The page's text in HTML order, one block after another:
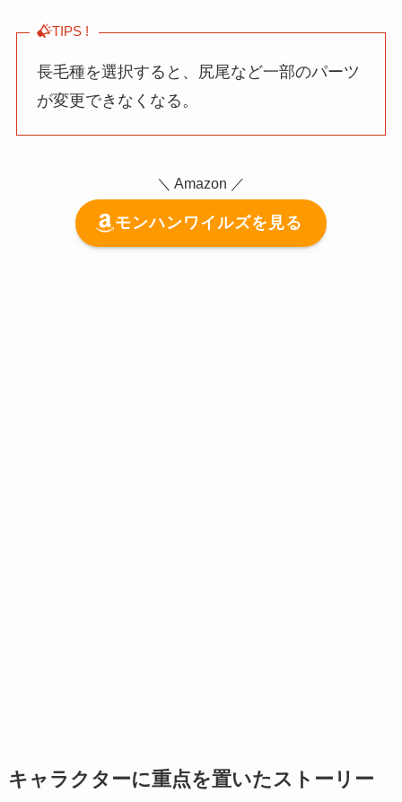
TIPS !
長毛種を選択すると、尻尾など一部のパーツ
が変更できなくなる。
＼ Amazon ／
モンハンワイルズを見る
キャラクターに重点を置いたストーリー